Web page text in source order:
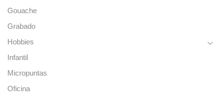
Gouache
Grabado
Hobbies
Infantil
Micropuntas
Oficina